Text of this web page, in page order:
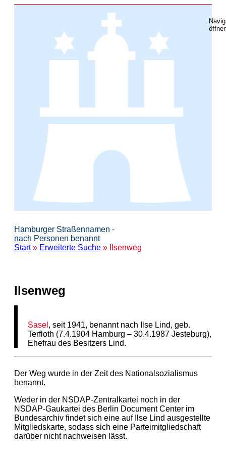
Hamburger Straßennamen -
nach Personen benannt
Start» Erweiterte Suche » Ilsenweg
Ilsenweg
Sasel , seit 1941, benannt nach Ilse Lind, geb.
Terfloth (7.4.1904 Hamburg – 30.4.1987 Jesteburg),
Ehefrau des Besitzers Lind.
Der Weg wurde in der Zeit des Nationalsozialismus
benannt.
Weder in der NSDAP-Zentralkartei noch in der
NSDAP-Gaukartei des Berlin Document Center im
Bundesarchiv findet sich eine auf Ilse Lind ausgestellte
Mitgliedskarte, sodass sich eine Parteimitgliedschaft
darüber nicht nachweisen lässt.